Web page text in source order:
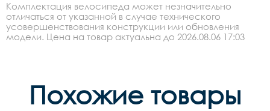
Комплектация велосипеда может незначительно
отличаться от указанной в случае технического
усовершенствования конструкции или обновления
модели. Цена на товар актуальна до 2026.08.06 17:03
Похожие товары